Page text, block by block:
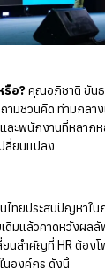
Politics: เข้าใจ
(นักท้าทาย)
กล้าตัดสินใจทำสิ่
(นักเปลี่ยน
ไม่รอกา
พัฒนาตั